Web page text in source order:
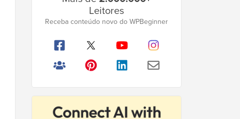
Lateral
Principal
Leitores
Receba conteúdo novo do WPBeginner